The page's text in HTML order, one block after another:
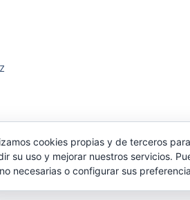
cookies propias y de terceros
su uso y mejorar nuestros servicios.
necesarias o configurar sus